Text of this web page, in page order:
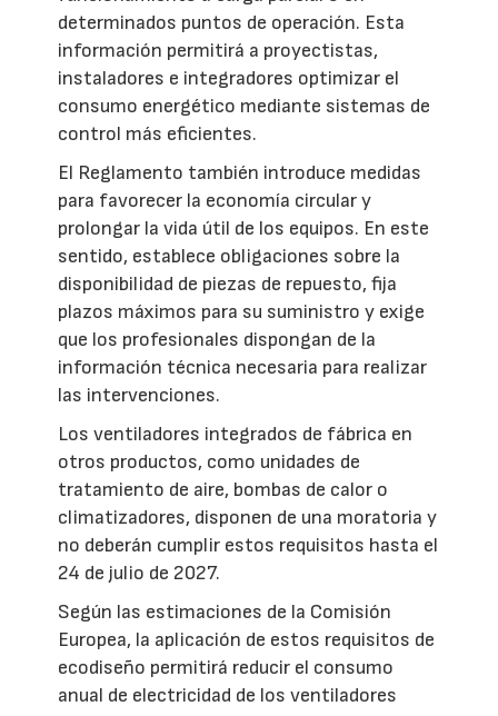
determinados puntos de operación. Esta
información permitirá a proyectistas,
instaladores e integradores optimizar el
consumo energético mediante sistemas de
control más eficientes.
El Reglamento también introduce medidas
para favorecer la economía circular y
prolongar la vida útil de los equipos. En este
sentido, establece obligaciones sobre la
disponibilidad de piezas de repuesto, fija
plazos máximos para su suministro y exige
que los profesionales dispongan de la
información técnica necesaria para realizar
las intervenciones.
Los ventiladores integrados de fábrica en
otros productos, como unidades de
tratamiento de aire, bombas de calor o
climatizadores, disponen de una moratoria y
no deberán cumplir estos requisitos hasta el
24 de julio de 2027.
Según las estimaciones de la Comisión
Europea, la aplicación de estos requisitos de
ecodiseño permitirá reducir el consumo
anual de electricidad de los ventiladores